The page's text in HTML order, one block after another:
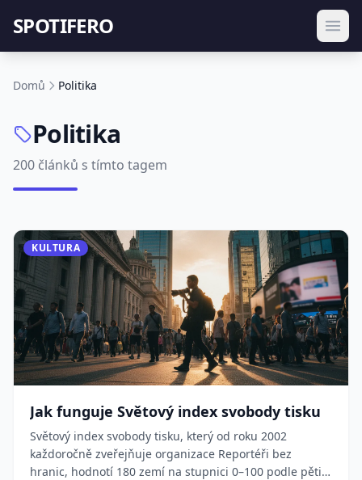
SPOTIFERO
Domů Politika
Politika
200 článků s tímto tagem
KULTURA
Jak funguje Světový index svobody tisku
Světový index svobody tisku, který od roku 2002
každoročně zveřejňuje organizace Reportéři bez
hranic, hodnotí 180 zemí na stupnici 0–100 podle pěti